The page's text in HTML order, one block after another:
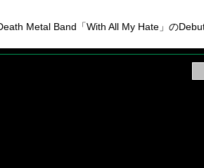
Metal Band「With All My Hate」の